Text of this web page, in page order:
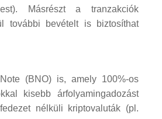
Másrészt a tranzakciók
további bevételt is biztosíthat
(BNO) is, amely 100%-os
kisebb árfolyamingadozást
nélküli kriptovaluták (pl.